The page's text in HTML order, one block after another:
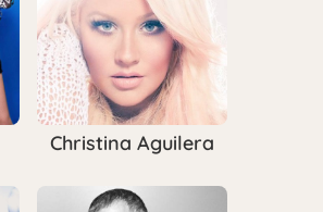
Christina Aguilera